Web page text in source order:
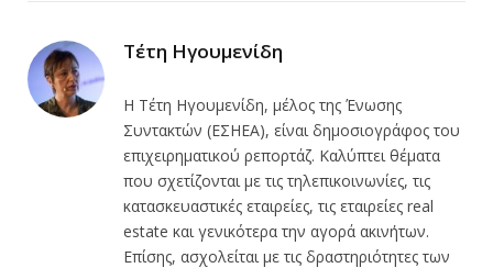
Τέτη Ηγουμενίδη
Η Τέτη Ηγουμενίδη, μέλος της Ένωσης
Συντακτών (ΕΣΗΕΑ), είναι δημοσιογράφος του
επιχειρηματικού ρεπορτάζ. Καλύπτει θέματα
που σχετίζονται με τις τηλεπικοινωνίες, τις
κατασκευαστικές εταιρείες, τις εταιρείες real
estate και γενικότερα την αγορά ακινήτων.
Επίσης, ασχολείται με τις δραστηριότητες των